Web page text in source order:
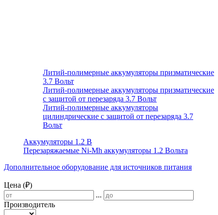
Литий-полимерные аккумуляторы призматические
3.7 Вольт
Литий-полимерные аккумуляторы призматические
с защитой от перезаряда 3.7 Вольт
Литий-полимерные аккумуляторы
цилиндрические с защитой от перезаряда 3.7
Вольт
Аккумуляторы 1.2 В
Перезаряжаемые Ni-Mh аккумуляторы 1.2 Вольта
Дополнительное оборудование для источников питания
Цена (₽)
...
Производитель